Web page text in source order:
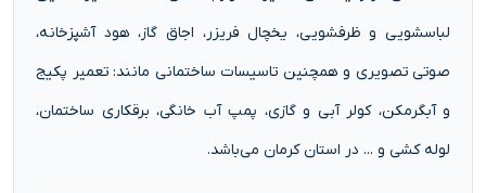
لباسشویی و ظرفشویی، یخچال فریزر، اجاق گاز، هود آشپزخانه،
صوتی تصویری و همچنین تاسیسات ساختمانی مانند: تعمیر پکیج
و آبگرمکن، کولر آبی و گازی، پمپ آب خانگی، برقکاری ساختمان،
لوله کشی و ... در استان کرمان می‌باشد.